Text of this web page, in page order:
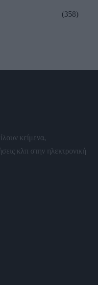
(358)
κείμενα,
κλπ στην ηλεκτρονική